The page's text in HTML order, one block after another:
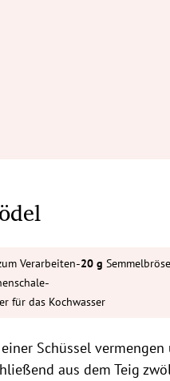
Verarbeiten-
-
für das Kochwasser
Schüssel vermengen
aus dem Teig